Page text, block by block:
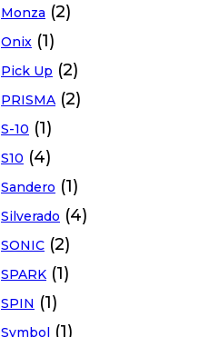
Monza (2)
Onix (1)
Pick Up (2)
PRISMA (2)
S-10 (1)
S10 (4)
Sandero (1)
Silverado (4)
SONIC (2)
SPARK (1)
SPIN (1)
Symbol (1)